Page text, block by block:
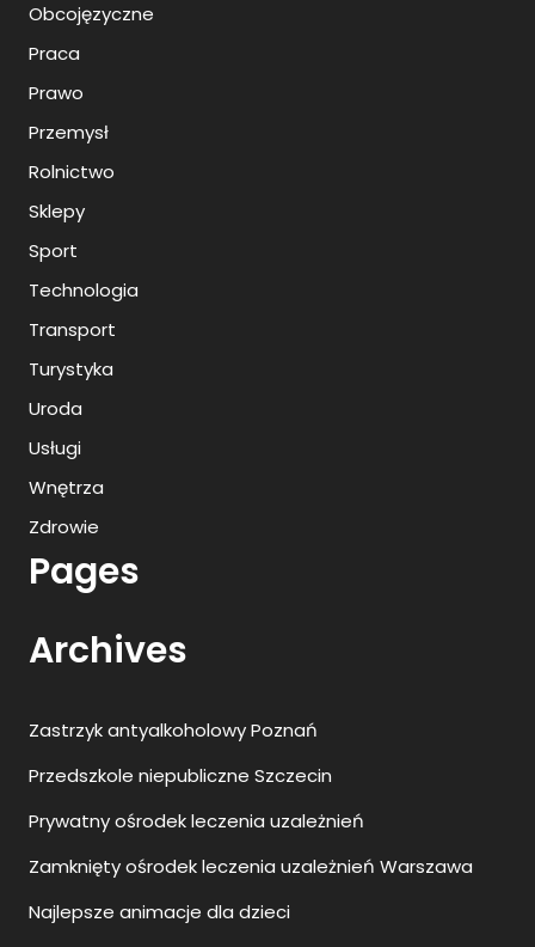
Obcojęzyczne
Praca
Prawo
Przemysł
Rolnictwo
Sklepy
Sport
Technologia
Transport
Turystyka
Uroda
Usługi
Wnętrza
Zdrowie
Pages
Archives
Zastrzyk antyalkoholowy Poznań
Przedszkole niepubliczne Szczecin
Prywatny ośrodek leczenia uzależnień
Zamknięty ośrodek leczenia uzależnień Warszawa
Najlepsze animacje dla dzieci